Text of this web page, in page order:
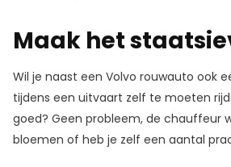
Maak het
Wil je naast een Volvo rouwauto ook
tijdens een uitvaart zelf te moeten
goed? Geen probleem, de chauffeur
bloemen of heb je zelf een aantal